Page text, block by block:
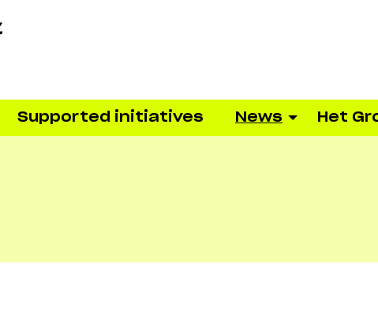
Supported initiatives News Het